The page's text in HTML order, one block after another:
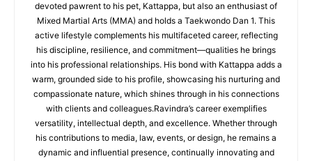
devoted pawrent to his pet, Kattappa, but also an enthusiast of
Mixed Martial Arts (MMA) and holds a Taekwondo Dan 1. This
active lifestyle complements his multifaceted career, reflecting
his discipline, resilience, and commitment—qualities he brings
into his professional relationships. His bond with Kattappa adds a
warm, grounded side to his profile, showcasing his nurturing and
compassionate nature, which shines through in his connections
with clients and colleagues.Ravindra’s career exemplifies
versatility, intellectual depth, and excellence. Whether through
his contributions to media, law, events, or design, he remains a
dynamic and influential presence, continually innovating and